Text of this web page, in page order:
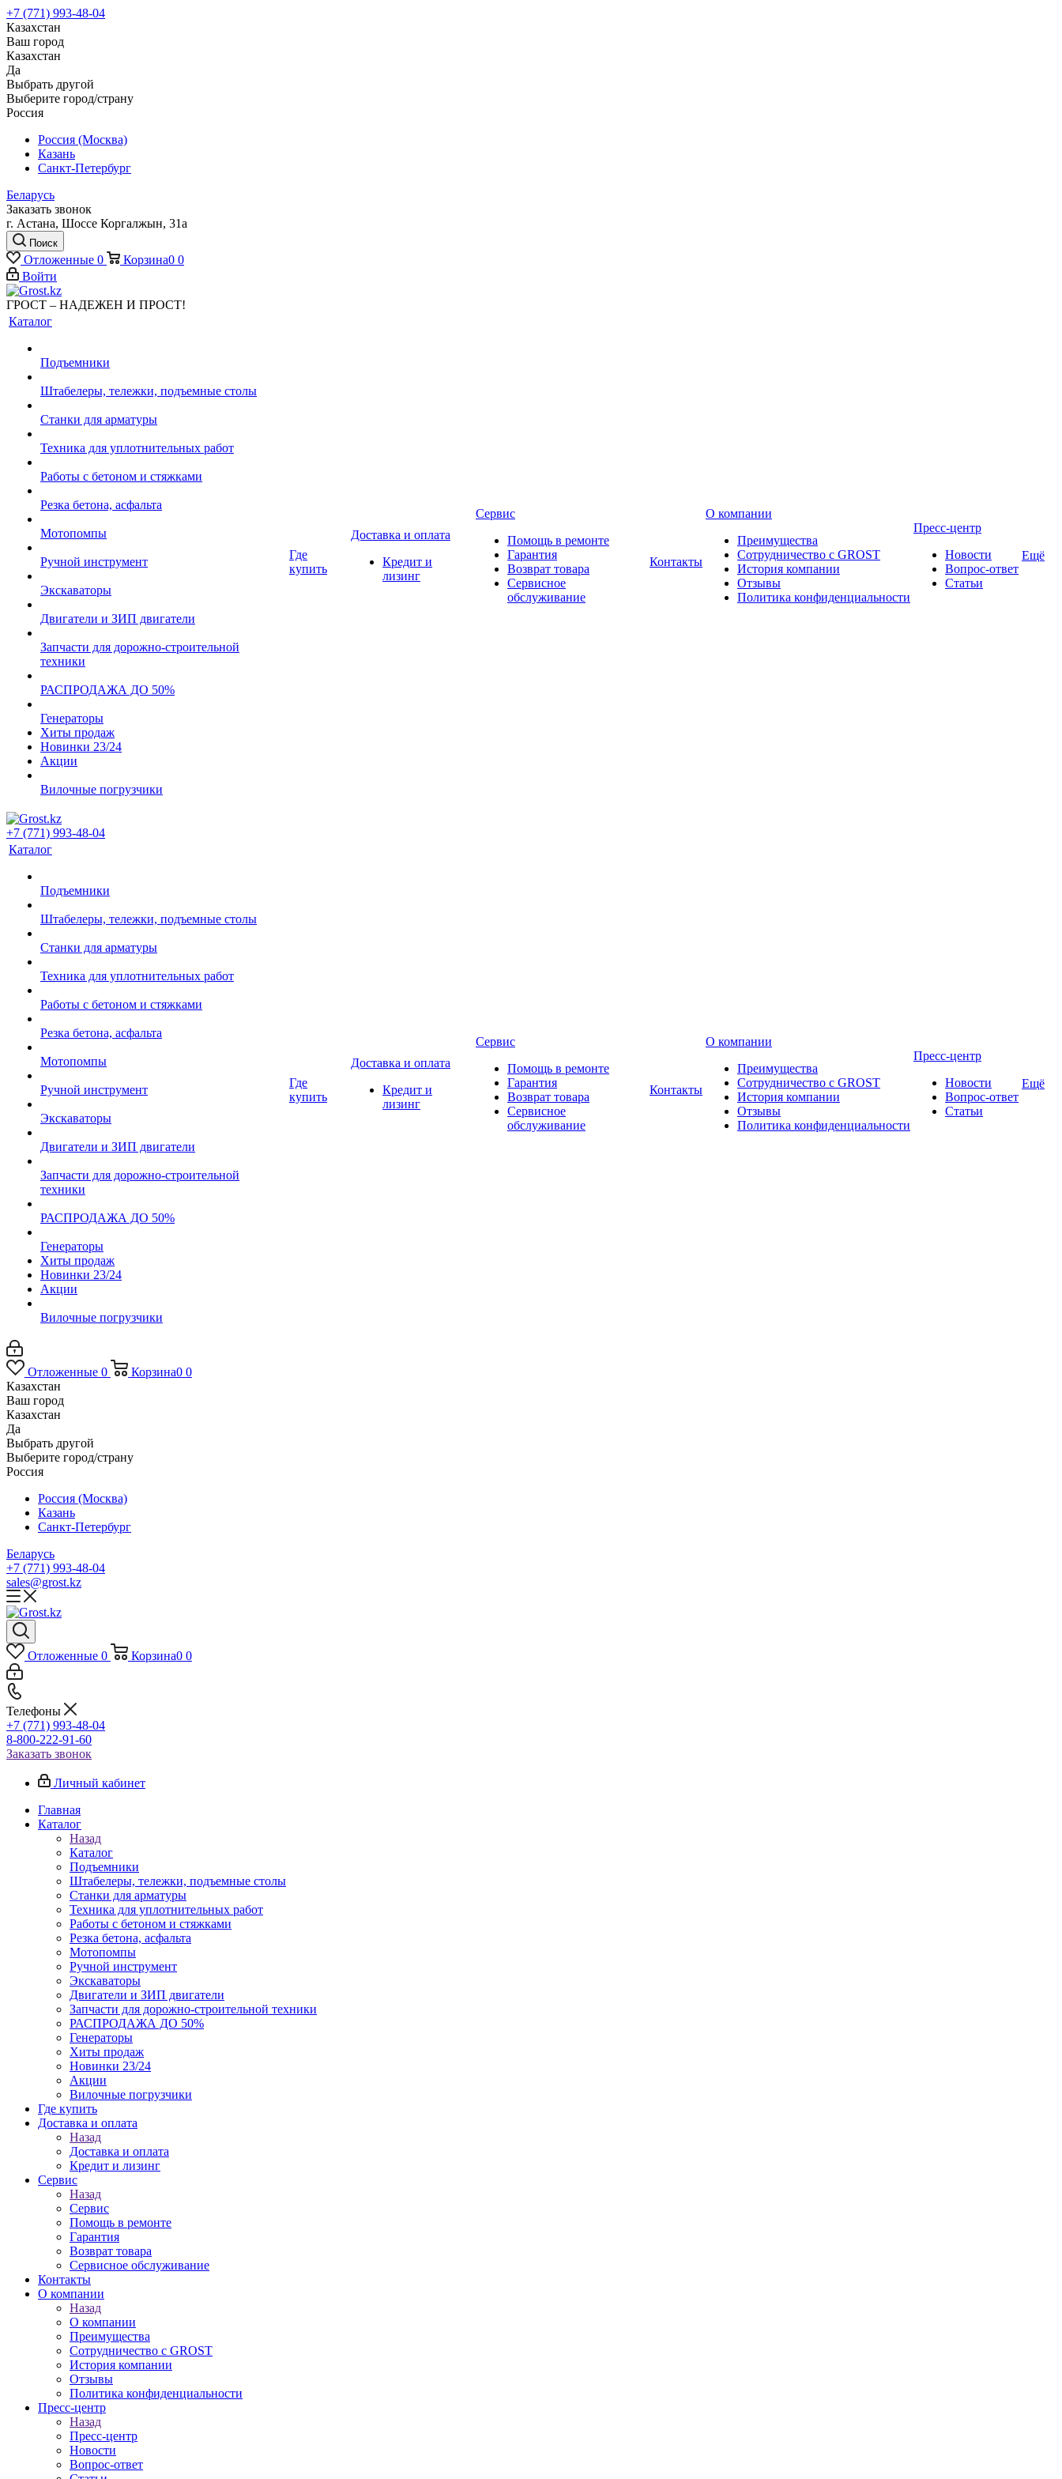
+7 (771) 993-48-04
Казахстан
Ваш город
Казахстан
Да
Выбрать другой
Выберите город/страну
Россия
Россия (Москва)
Казань
Санкт-Петербург
Беларусь
Заказать звонок
г. Астана, Шоссе Коргалжын, 31а
Поиск
Отложенные 0 Корзина0 0
Войти
ГРОСТ – НАДЕЖЕН И ПРОСТ!
Каталог
Подъемники
Штабелеры, тележки, подъемные столы
Станки для арматуры
Техника для уплотнительных работ
Работы с бетоном и стяжками
Резка бетона, асфальта
Мотопомпы
Ручной инструмент
Экскаваторы
Двигатели и ЗИП двигатели
Запчасти для дорожно-строительной
техники
РАСПРОДАЖА ДО 50%
Генераторы
Хиты продаж
Новинки 23/24
Акции
Вилочные погрузчики
Где
купить
Доставка и оплата
Кредит и
лизинг
Сервис
Помощь в ремонте
Гарантия
Возврат товара
Сервисное
обслуживание
Контакты
О компании
Преимущества
Сотрудничество с GROST
История компании
Отзывы
Политика конфиденциальности
Пресс-центр
Новости
Вопрос-ответ
Статьи
Ещё
+7 (771) 993-48-04
Каталог
Подъемники
Штабелеры, тележки, подъемные столы
Станки для арматуры
Техника для уплотнительных работ
Работы с бетоном и стяжками
Резка бетона, асфальта
Мотопомпы
Ручной инструмент
Экскаваторы
Двигатели и ЗИП двигатели
Запчасти для дорожно-строительной
техники
РАСПРОДАЖА ДО 50%
Генераторы
Хиты продаж
Новинки 23/24
Акции
Вилочные погрузчики
Где
купить
Доставка и оплата
Кредит и
лизинг
Сервис
Помощь в ремонте
Гарантия
Возврат товара
Сервисное
обслуживание
Контакты
О компании
Преимущества
Сотрудничество с GROST
История компании
Отзывы
Политика конфиденциальности
Пресс-центр
Новости
Вопрос-ответ
Статьи
Ещё
Отложенные 0 Корзина0 0
Казахстан
Ваш город
Казахстан
Да
Выбрать другой
Выберите город/страну
Россия
Россия (Москва)
Казань
Санкт-Петербург
Беларусь
+7 (771) 993-48-04
sales@grost.kz
Отложенные 0 Корзина0 0
Телефоны
+7 (771) 993-48-04
8-800-222-91-60
Заказать звонок
Личный кабинет
Главная
Каталог
Назад
Каталог
Подъемники
Штабелеры, тележки, подъемные столы
Станки для арматуры
Техника для уплотнительных работ
Работы с бетоном и стяжками
Резка бетона, асфальта
Мотопомпы
Ручной инструмент
Экскаваторы
Двигатели и ЗИП двигатели
Запчасти для дорожно-строительной техники
РАСПРОДАЖА ДО 50%
Генераторы
Хиты продаж
Новинки 23/24
Акции
Вилочные погрузчики
Где купить
Доставка и оплата
Назад
Доставка и оплата
Кредит и лизинг
Сервис
Назад
Сервис
Помощь в ремонте
Гарантия
Возврат товара
Сервисное обслуживание
Контакты
О компании
Назад
О компании
Преимущества
Сотрудничество с GROST
История компании
Отзывы
Политика конфиденциальности
Пресс-центр
Назад
Пресс-центр
Новости
Вопрос-ответ